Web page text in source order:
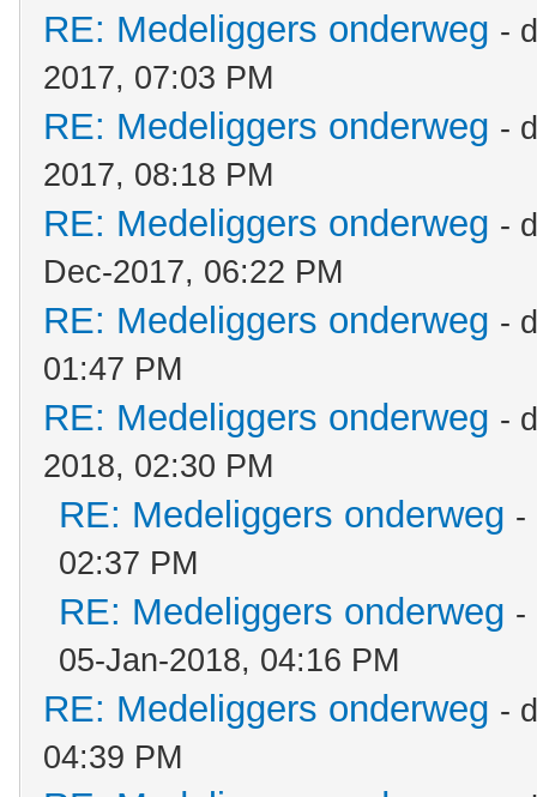
RE: Medeliggers onderweg -
2017, 07:03 PM
RE: Medeliggers onderweg -
2017, 08:18 PM
RE: Medeliggers onderweg -
Dec-2017, 06:22 PM
RE: Medeliggers onderweg -
01:47 PM
RE: Medeliggers onderweg -
2018, 02:30 PM
RE: Medeliggers onderweg -
02:37 PM
RE: Medeliggers onderweg -
05-Jan-2018, 04:16 PM
RE: Medeliggers onderweg -
04:39 PM